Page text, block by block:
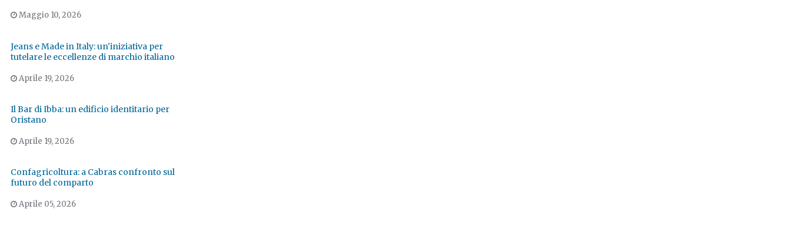
Maggio 10, 2026
Jeans e Made in Italy: un'iniziativa per
tutelare le eccellenze di marchio italiano
Aprile 19, 2026
Il Bar di Ibba: un edificio identitario per
Oristano
Aprile 19, 2026
Confagricoltura: a Cabras confronto sul
futuro del comparto
Aprile 05, 2026